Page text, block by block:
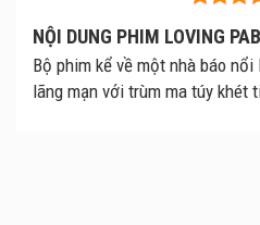
NỘI DUNG PHIM LOVING
Bộ phim kể về một nhà báo
lãng mạn với trùm ma túy khét